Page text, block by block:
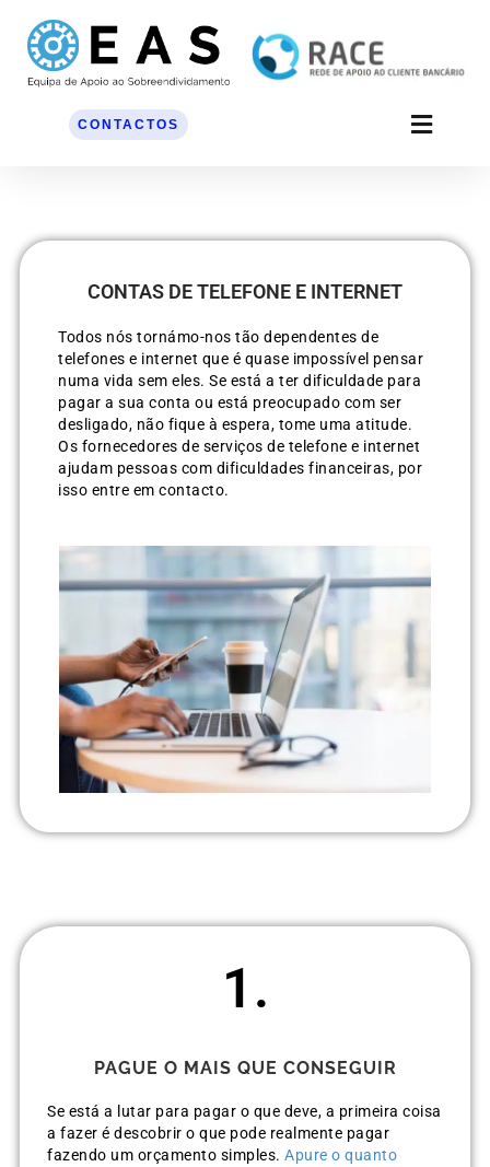
content
CONTACTOS
CONTAS DE TELEFONE E INTERNET
Todos nós tornámo-nos tão dependentes de
telefones e internet que é quase impossível pensar
numa vida sem eles. Se está a ter dificuldade para
pagar a sua conta ou está preocupado com ser
desligado, não fique à espera, tome uma atitude.
Os fornecedores de serviços de telefone e internet
ajudam pessoas com dificuldades financeiras, por
isso entre em contacto.
1.
PAGUE O MAIS QUE CONSEGUIR
Se está a lutar para pagar o que deve, a primeira coisa
a fazer é descobrir o que pode realmente pagar
fazendo um orçamento simples. Apure o quanto